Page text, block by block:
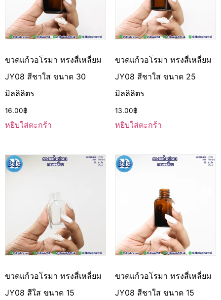
ขวดแก้วอโรมา ทรงสี่เหลี่ยม
JY08 สีชาใส ขนาด 30
มิลลิลิตร
16.00฿
หยิบใส่ตะกร้า
ขวดแก้วอโรมา ทรงสี่เหลี่ยม
JY08 สีชาใส ขนาด 25
มิลลิลิตร
13.00฿
หยิบใส่ตะกร้า
ขวดแก้วอโรมา ทรงสี่เหลี่ยม
JY08 สีใส ขนาด 15
ขวดแก้วอโรมา ทรงสี่เหลี่ยม
JY08 สีชาใส ขนาด 15